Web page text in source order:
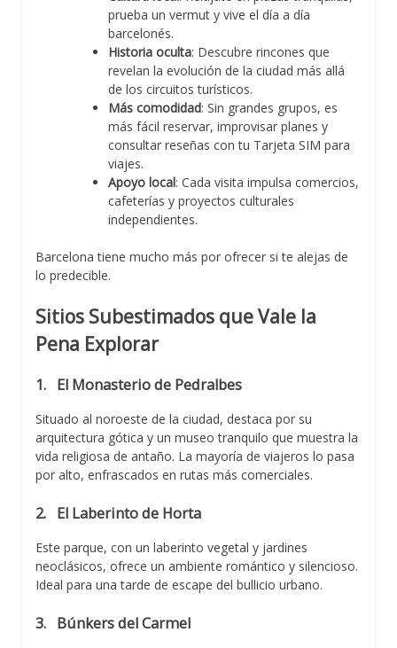
prueba un vermut y vive el día a día
barcelonés.
Historia oculta: Descubre rincones que
revelan la evolución de la ciudad más allá
de los circuitos turísticos.
Más comodidad: Sin grandes grupos, es
más fácil reservar, improvisar planes y
consultar reseñas con tu Tarjeta SIM para
viajes.
Apoyo local: Cada visita impulsa comercios,
cafeterías y proyectos culturales
independientes.
Barcelona tiene mucho más por ofrecer si te alejas de
lo predecible.
Sitios Subestimados que Vale la
Pena Explorar
1. El Monasterio de Pedralbes
Situado al noroeste de la ciudad, destaca por su
arquitectura gótica y un museo tranquilo que muestra la
vida religiosa de antaño. La mayoría de viajeros lo pasa
por alto, enfrascados en rutas más comerciales.
2. El Laberinto de Horta
Este parque, con un laberinto vegetal y jardines
neoclásicos, ofrece un ambiente romántico y silencioso.
Ideal para una tarde de escape del bullicio urbano.
3. Búnkers del Carmel